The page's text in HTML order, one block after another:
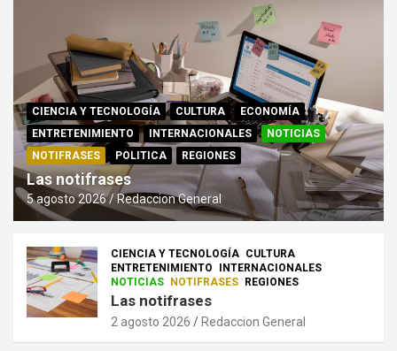
CIENCIA Y TECNOLOGÍA CULTURA
ECONOMÍA
ENTRETENIMIENTO
INTERNACIONALES
NOTICIAS
NOTIFRASES
POLITICA REGIONES
Las notifrases
5 agosto 2026 Redaccion General
CIENCIA Y TECNOLOGÍA CULTURA
ENTRETENIMIENTO
INTERNACIONALES
NOTICIAS NOTIFRASES REGIONES
Las notifrases
2 agosto 2026 Redaccion General